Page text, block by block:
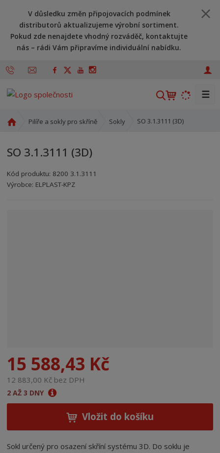
V důsledku změn připojovacích podmínek
distributorů aktualizujeme výrobní sortiment.
Pokud zde nenajdete vhodný rozváděč, kontaktujte
nás – rádi Vám připravíme individuální nabídku.
V
h
☰
d
í
s
Pilíře a sokly pro skříně Sokly SO 3.1.3111 (3D)
SO 3.1.3111 (3D)
Kód produktu: 8200 3.1.3111
Kód výrobce: 8595208613357
Kód dodavatele:8595208613357
Výrobce: ELPLAST-KPZ
15 588,43 Kč
12 883,00 Kč bez DPH
2 AŽ 3 DNY
Vložit do košíku
Sokl určený pro osazení skříní systému 3D. Do soklu je